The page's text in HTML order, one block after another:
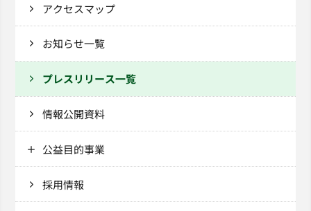
アクセスマップ
お知らせ一覧
プレスリリース一覧
情報公開資料
公益目的事業
採用情報